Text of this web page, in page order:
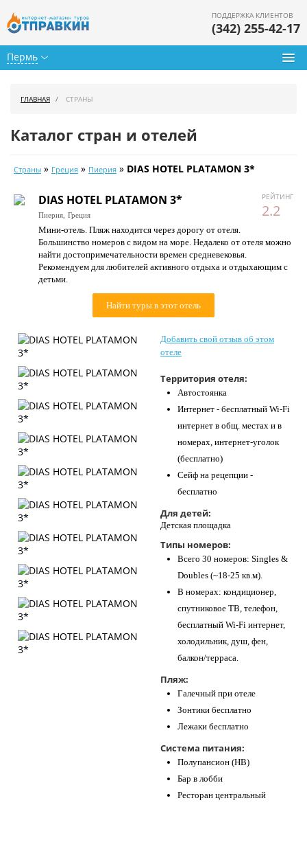
Пермь
ПОДДЕРЖКА КЛИЕНТОВ
(342) 255-42-17
Календарь туров
Цены дня
Страны
Как купить
ГЛАВНАЯ СТРАНЫ
Каталог стран и отелей
Страны » Греция » Пиерия » DIAS HOTEL PLATAMON 3*
РЕЙТИНГ
2.2
DIAS HOTEL PLATAMON 3*
Пиерия, Греция
Мини-отель. Пляж находится через дорогу от отеля.
Большинство номеров с видом на море. Недалеко от отеля можно
найти достопримечательности времен средневековья.
Рекомендуем для любителей активного отдыха и отдыхающим с
детьми.
Найти туры в этот отель
Добавить свой отзыв об этом
отеле
Территория отеля:
Автостоянка
Интернет - бесплатный Wi-Fi
интернет в общ. местах и в
номерах, интернет-уголок
(бесплатно)
Сейф на рецепции -
бесплатно
Для детей:
Детская площадка
Типы номеров:
Всего 30 номеров: Singles &
Doubles (~18-25 кв.м).
В номерах: кондиционер,
спутниковое ТВ, телефон,
бесплатный Wi-Fi интернет,
холодильник, душ, фен,
балкон/терраса.
Пляж:
Галечный при отеле
Зонтики бесплатно
Лежаки бесплатно
Система питания:
Полупансион (HB)
Бар в лобби
Ресторан центральный